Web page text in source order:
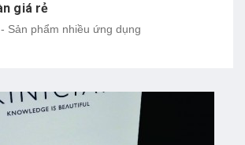
giá rẻ
Sản phẩm nhiều ứng dụng